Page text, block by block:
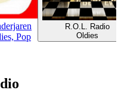
Pop
R.O.L. Radio
Oldies